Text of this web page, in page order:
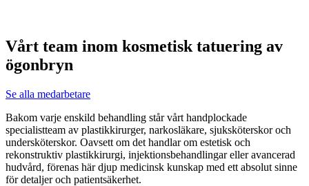
Vårt team inom kosmetisk tatuering av
ögonbryn
Se alla medarbetare
Bakom varje enskild behandling står vårt handplockade
specialistteam av plastikkirurger, narkosläkare, sjuksköterskor och
undersköterskor. Oavsett om det handlar om estetisk och
rekonstruktiv plastikkirurgi, injektionsbehandlingar eller avancerad
hudvård, förenas här djup medicinsk kunskap med ett absolut sinne
för detaljer och patientsäkerhet.